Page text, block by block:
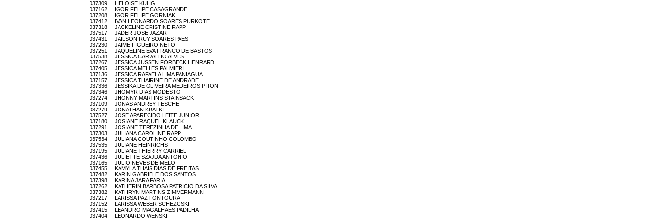
037309 HELOISE KULIG
037162 IGOR FELIPE CASAGRANDE
037208 IGOR FELIPE GORNIAK
037412 IVAN LEONARDO SOARES PURKOTE
037318 JACKELINE CRISTINE RAPP
037517 JADER JOSE JAZAR
037431 JAILSON RUY SOARES PAES
037230 JAIME FIGUEIRO NETO
037251 JAQUELINE EVA FRANCO DE BASTOS
037538 JESSICA CARVALHO ALVES
037267 JESSICA JUSSEN FORBECK HENRARD
037405 JESSICA MELLES PALMIERI
037136 JESSICA RAFAELA LIMA PANIAGUA
037157 JESSICA THAIRINE DE ANDRADE
037336 JESSIKA DE OLIVEIRA MEDEIROS PITON
037346 JHOMYR DIAS MODESTO
037274 JHONNY MARTINS STAINSACK
037109 JONAS ANDREY TESCHE
037279 JONATHAN KRATKI
037527 JOSE APARECIDO LEITE JUNIOR
037180 JOSIANE RAQUEL KLAUCK
037291 JOSIANE TEREZINHA DE LIMA
037303 JULIANA CAROLINE RAPP
037534 JULIANA COUTINHO COLOMBO
037535 JULIANE HEINRICHS
037195 JULIANE THIERRY CARRIEL
037436 JULIETTE SZAJDA ANTONIO
037165 JULIO NEVES DE MELO
037455 KAMYLA THAIS DIAS DE FREITAS
037482 KARIN GABRIELE DOS SANTOS
037398 KARINA JARA FARIA
037262 KATHERIN BARBOSA PATRICIO DA SILVA
037382 KATHRYN MARTINS ZIMMERMANN
037217 LARISSA PAZ FONTOURA
037152 LARISSA WEBER SCHEZOSKI
037415 LEANDRO MAGALHAES PADILHA
037404 LEONARDO WENSKI